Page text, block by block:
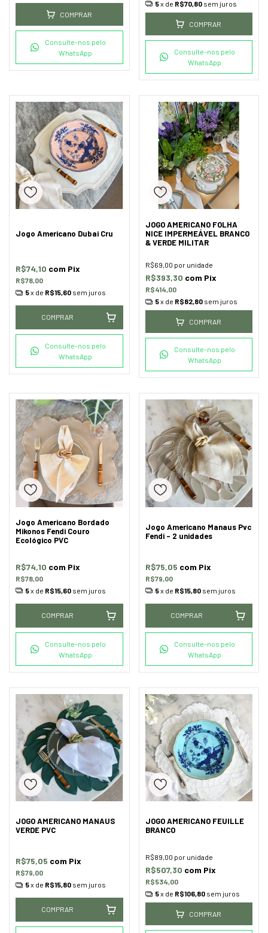
COMPRAR
Consulte-nos pelo
WhatsApp
5x de R$70,80 sem juros
COMPRAR
Consulte-nos pelo
WhatsApp
Jogo Americano Dubai Cru
R$78,00
R$74,10 com Pix
5x de R$15,60 sem juros
COMPRAR
Consulte-nos pelo
WhatsApp
JOGO AMERICANO FOLHA
NICE IMPERMEÁVEL BRANCO
& VERDE MILITAR
R$69,00 por unidade
R$414,00
R$393,30 com Pix
5x de R$82,80 sem juros
COMPRAR
Consulte-nos pelo
WhatsApp
Jogo Americano Bordado
Mikonos Fendi Couro
Ecológico PVC
R$78,00
R$74,10 com Pix
5x de R$15,60 sem juros
COMPRAR
Consulte-nos pelo
WhatsApp
Jogo Americano Manaus Pvc
Fendi - 2 unidades
R$79,00
R$75,05 com Pix
5x de R$15,80 sem juros
COMPRAR
Consulte-nos pelo
WhatsApp
JOGO AMERICANO MANAUS
VERDE PVC
R$79,00
R$75,05 com Pix
5x de R$15,80 sem juros
COMPRAR
JOGO AMERICANO FEUILLE
BRANCO
R$89,00 por unidade
R$534,00
R$507,30 com Pix
5x de R$106,80 sem juros
COMPRAR